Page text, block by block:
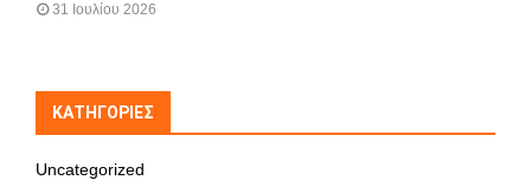
31 Ιουλίου 2026
KΑΤΗΓΟΡΊΕΣ
Uncategorized